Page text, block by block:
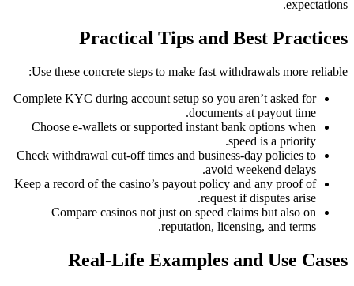
expectations.
Practical Tips and Best Practices
Use these concrete steps to make fast withdrawals more reliable:
Complete KYC during account setup so you aren’t asked for
documents at payout time.
Choose e-wallets or supported instant bank options when
speed is a priority.
Check withdrawal cut-off times and business-day policies to
avoid weekend delays.
Keep a record of the casino’s payout policy and any proof of
request if disputes arise.
Compare casinos not just on speed claims but also on
reputation, licensing, and terms.
Real-Life Examples and Use Cases